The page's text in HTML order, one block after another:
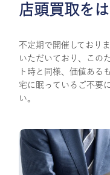
店頭買取を
不定期で開催しており
いただいており、この
ト時と同様、価値ある
宅に眠っているご不要
い。